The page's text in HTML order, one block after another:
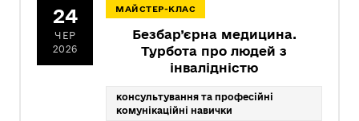
24
ЧЕР
2026
МАЙСТЕР-КЛАС
Безбар’єрна медицина.
Турбота про людей з
інвалідністю
консультування та професійні
комунікаційні навички